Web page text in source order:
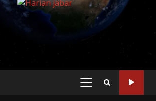
PRIMARY